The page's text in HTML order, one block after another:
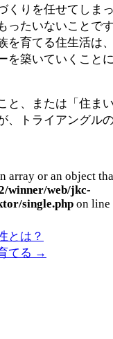
くりを任せてしま
ったいないことで
を育てる住生活は
を築いていくこと
と、または「住ま
、トライアングル
array or an object
winner/web/jkc-
single.php on line
とは？
てる →